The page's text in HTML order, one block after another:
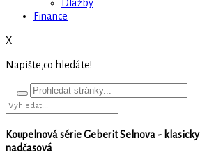
Dlažby
Finance
X
Napište,co hledáte!
Koupelnová série Geberit Selnova - klasicky
nadčasová